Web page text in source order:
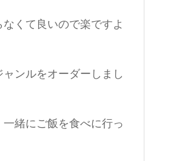
くて良いので楽ですよ
ンルをオーダーしまし
緒にご飯を食べに行っ